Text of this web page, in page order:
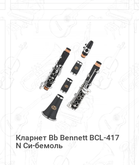
Кларнет Bb Bennett BCL-417
N Си-бемоль